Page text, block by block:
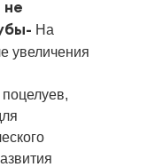
не
На
увеличения